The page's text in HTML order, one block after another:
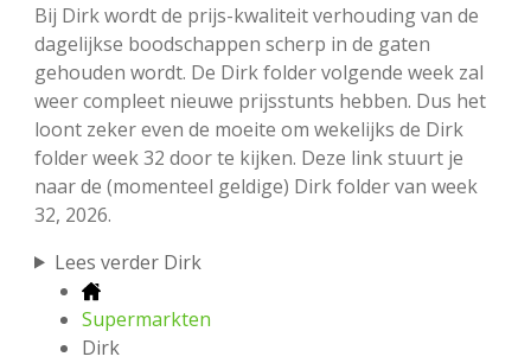
Bij Dirk wordt de prijs-kwaliteit verhouding van de
dagelijkse boodschappen scherp in de gaten
gehouden wordt. De Dirk folder volgende week zal
weer compleet nieuwe prijsstunts hebben. Dus het
loont zeker even de moeite om wekelijks de Dirk
folder week 32 door te kijken. Deze link stuurt je
naar de (momenteel geldige) Dirk folder van week
32, 2026.
Lees verder Dirk
Supermarkten
Dirk